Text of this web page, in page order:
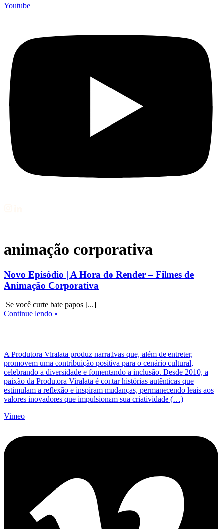
Youtube
animação corporativa
Novo Episódio | A Hora do Render – Filmes de
Animação Corporativa
Se você curte bate papos [...]
Continue lendo »
A Produtora Viralata produz narrativas que, além de entreter,
promovem uma contribuição positiva para o cenário cultural,
celebrando a diversidade e fomentando a inclusão. Desde 2010, a
paixão da Produtora Viralata é contar histórias autênticas que
estimulam a reflexão e inspiram mudanças, permanecendo leais aos
valores inovadores que impulsionam sua criatividade (…)
Vimeo